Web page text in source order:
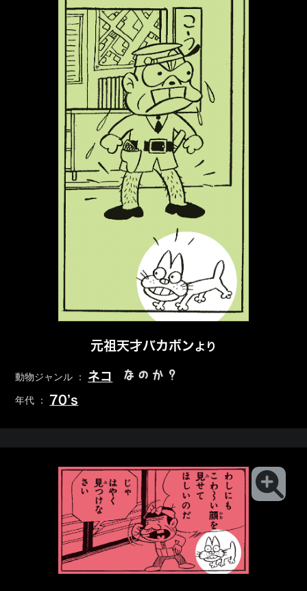
元祖天才バカボンより
動物ジャンル ： ネコ なのか？
年代 ： 70’s